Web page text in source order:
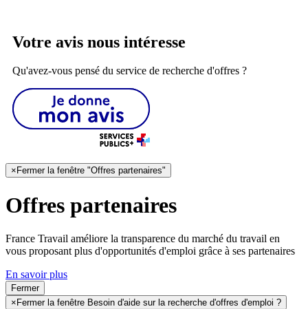
Votre avis nous intéresse
Qu'avez-vous pensé du service de recherche d'offres ?
× Fermer la fenêtre "Offres partenaires"
Offres partenaires
France Travail améliore la transparence du marché du travail en
vous proposant plus d'opportunités d'emploi grâce à ses partenaires
En savoir plus
Fermer
× Fermer la fenêtre Besoin d'aide sur la recherche d'offres d'emploi ?